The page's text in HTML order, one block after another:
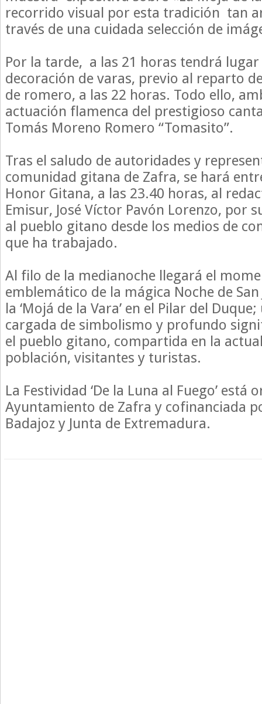
recorrido visual por esta tradición tan
través de una cuidada selección de
Por la tarde, a las 21 horas tendrá
decoración de varas, previo al reparto
de romero, a las 22 horas. Todo ello,
actuación flamenca del prestigioso
Tomás Moreno Romero “Tomasito”.
Tras el saludo de autoridades y
comunidad gitana de Zafra, se hará
Honor Gitana, a las 23.40 horas, al
Emisur, José Víctor Pavón Lorenzo, por
al pueblo gitano desde los medios de
que ha trabajado.
Al filo de la medianoche llegará el
emblemático de la mágica Noche de
la ‘Mojá de la Vara’ en el Pilar del
cargada de simbolismo y profundo
el pueblo gitano, compartida en la
población, visitantes y turistas.
La Festividad ‘De la Luna al Fuego’ está
Ayuntamiento de Zafra y cofinanciada
Badajoz y Junta de Extremadura.